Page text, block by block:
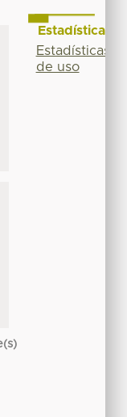
Estadísticas
Estadísticas
de uso